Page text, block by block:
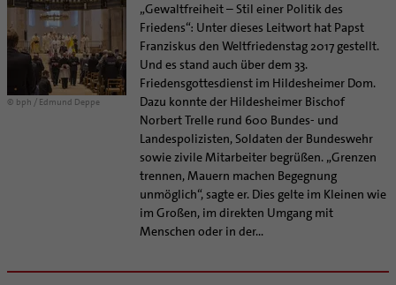
© bph / Edmund Deppe
„Gewaltfreiheit – Stil einer Politik des
Friedens“: Unter dieses Leitwort hat Papst
Franziskus den Weltfriedenstag 2017 gestellt.
Und es stand auch über dem 33.
Friedensgottesdienst im Hildesheimer Dom.
Dazu konnte der Hildesheimer Bischof
Norbert Trelle rund 600 Bundes- und
Landespolizisten, Soldaten der Bundeswehr
sowie zivile Mitarbeiter begrüßen. „Grenzen
trennen, Mauern machen Begegnung
unmöglich“, sagte er. Dies gelte im Kleinen wie
im Großen, im direkten Umgang mit
Menschen oder in der...